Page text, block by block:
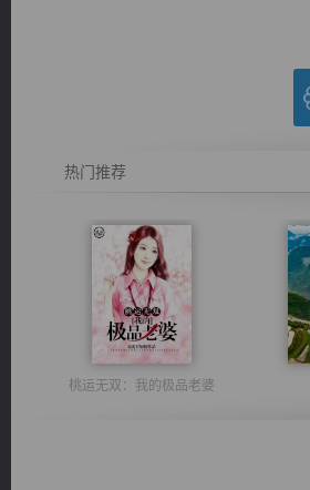
热门推荐
桃运无双：我的极品老婆